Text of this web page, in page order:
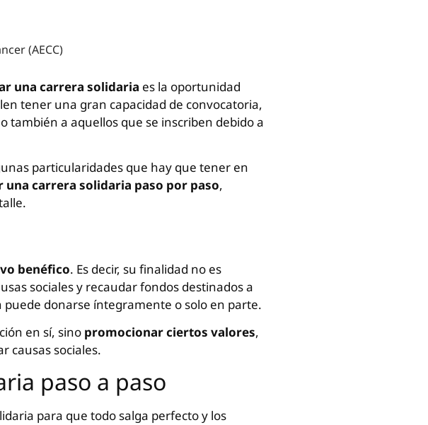
(AECC)
una carrera solidaria es la oportunidad
tener una gran capacidad de convocatoria,
también a aquellos que se inscriben debido a
particularidades que hay que tener en
una carrera solidaria paso por paso,
benéfico. Es decir, su finalidad no es
sociales y recaudar fondos destinados a
donarse íntegramente o solo en parte.
en sí, sino promocionar ciertos valores,
causas sociales.
paso a paso
para que todo salga perfecto y los